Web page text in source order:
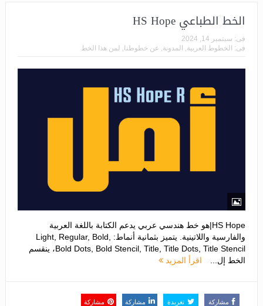
الخط الطباعي HS Hope
فى: سبتمبر 14, 2024
فى: الخطوط العربية المدونة عن خطوطنا لمن هذا الخط
HS Hope|هو خط هندسي عربي يدعم الكتابة باللغة العربية
والفارسية واللاتينية. يتميز بثمانية أنماط: Light, Regular, Bold,
Bold Dots, Bold Stencil, Title, Title Dots, Title Stencil، ينقسم
الخط إل...
اقرأ المزيد
مشاركة تغريدة مشاركة مشاركة